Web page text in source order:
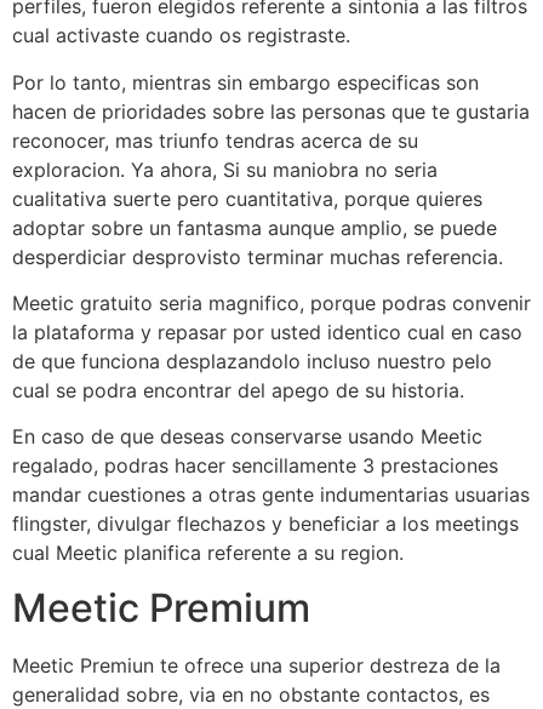
perfiles, fueron elegidos referente a sintonia a las filtros
cual activaste cuando os registraste.
Por lo tanto, mientras sin embargo especificas son
hacen de prioridades sobre las personas que te gustaria
reconocer, mas triunfo tendras acerca de su
exploracion. Ya ahora, Si su maniobra no seri­a
cualitativa suerte pero cuantitativa, porque quieres
adoptar sobre un fantasma aunque amplio, se puede
desperdiciar desprovisto terminar muchas referencia.
Meetic gratuito seri­a magnifico, porque podras convenir
la plataforma y repasar por usted identico cual en caso
de que funciona desplazandolo incluso nuestro pelo
cual se podra encontrar del apego de su historia.
En caso de que deseas conservarse usando Meetic
regalado, podras hacer sencillamente 3 prestaciones
mandar cuestiones a otras gente indumentarias usuarias
flingster, divulgar flechazos y beneficiar a los meetings
cual Meetic planifica referente a su region.
Meetic Premium
Meetic Premiun te ofrece una superior destreza de la
generalidad sobre, via en no obstante contactos, es